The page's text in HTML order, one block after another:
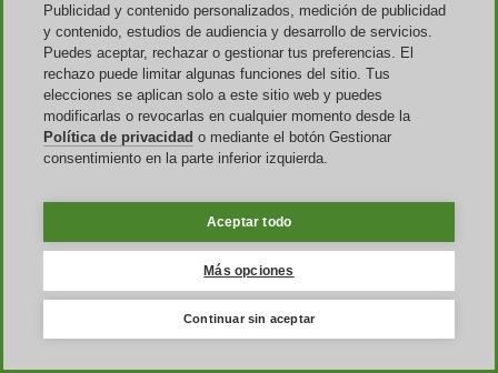
Puedes conseguir los cupones de descuento de esta marca en
diferentes sitios. Entre estos están las web dedicadas su recolección
y publicación. Tal es el caso de Discoup, una de las empresas más
reconocidas del sector.
Igualmente, estos códigos están disponibles en el boletín informativo
newsletter
de Treatwell. Solo tienes que registrarte para tener
acceso a ellos y muchas otras promociones y descuentos exclusivos.
Así podrás aprovechar estas opciones de ahorro antes que los
La tercera opción para obtener los códigos de descuento de esta
marca te la ofrecen susredes sociales. Al unirte a cualquiera de sus
comunidades, puedes monitorizar todos los lanzamientos
Facebook y X (antes Twitter), son los canales disponibles. Solo
recuerda leer bien los términos y condiciones de cada cupón antes
Publicidad y contenido personalizados, medición de publicidad
y contenido, estudios de audiencia y desarrollo de servicios.
Puedes aceptar, rechazar o gestionar tus preferencias. El
rechazo puede limitar algunas funciones del sitio. Tus
elecciones se aplican solo a este sitio web y puedes
modificarlas o revocarlas en cualquier momento desde la
Política de privacidad o mediante el botón Gestionar
consentimiento en la parte inferior izquierda.
Aceptar todo
Más opciones
Continuar sin aceptar